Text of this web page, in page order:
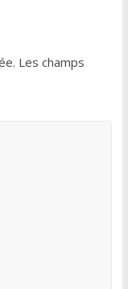
Les champs